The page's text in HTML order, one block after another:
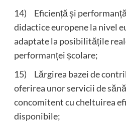
14) Eficiență și
didactice europene la nivel
adaptate la posibilitățile
performanței școlare;
15) Lărgirea bazei de
oferirea unor servicii de
concomitent cu cheltuirea
disponibile;